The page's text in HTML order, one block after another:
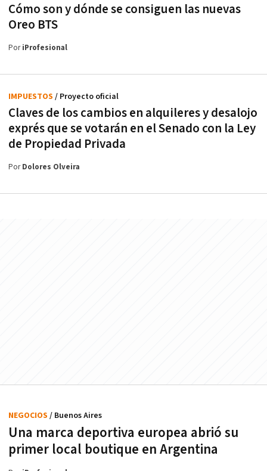
Cómo son y dónde se consiguen las nuevas
Oreo BTS
PoriProfesional
Claves de los cambios en alquileres y desalojo
exprés que se votarán en el Senado con la Ley
de Propiedad Privada
IMPUESTOS / Proyecto oficial
PorDolores Olveira
Una marca deportiva europea abrió su
primer local boutique en Argentina
NEGOCIOS / Buenos Aires